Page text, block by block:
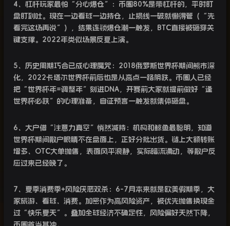
4 、杠杆玩家最怕“分心爆仓”：币圈80%是带杠杆的，平时盯
盘盯到吐。现在一边看球一边持仓，止损线一破就懒得管（“先
看完这场再说”），结果连锁爆仓潮一触发，
BTC直接被砸穿关
键支撑。
2022年类似场景反复上演。
5 、历史周期巧合已成心理魔咒： 2018俄罗斯世界杯期间熊市深
化，
2022卡塔尔世界杯前后也是从高点一路阴跌。币圈人已经
把“世界杯年=调整年”刻进DNA，开赛前大家就提前做好“逢
世界杯必跌”的心理准备，自证预言一触发就集体砸盘。
6 、大户借“注意力真空”悄然减持：机构和鲸鱼最聪明，知道
世界杯期间散户眼睛不在盘面上，正好分批出货。链上大额转账
增多、
OTC大单抛售，表面风平浪静，实际暗流涌动，等散户反
应过来已经晚了。
7 、夏季消费季+风险厌恶双杀： 6-7月本来就是欧美假期季，大
家旅游、看球、消费。加密作为高风险资产，被优先抛售换现金
过“快乐夏天”。叠加全球经济不确定性，风险偏好天然下降，